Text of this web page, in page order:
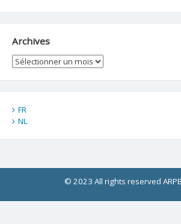
Archives
FR
NL
© 2023 All rights reserved